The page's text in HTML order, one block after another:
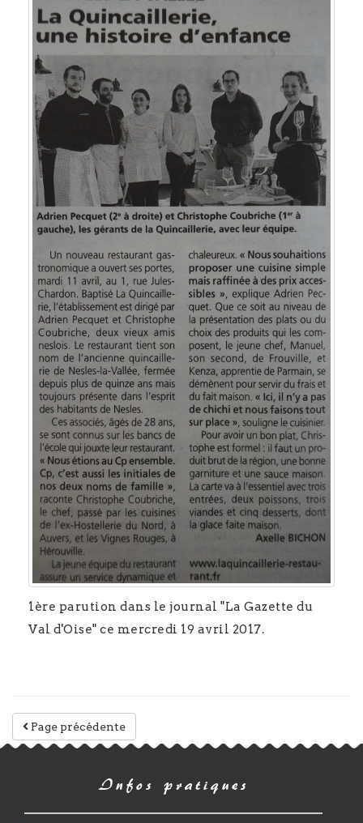
1ère parution dans le journal "La Gazette du
Val d'Oise" ce mercredi 19 avril 2017.
Page précédente
Infos pratiques